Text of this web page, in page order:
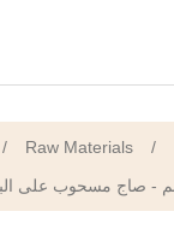
/ Raw Materials /